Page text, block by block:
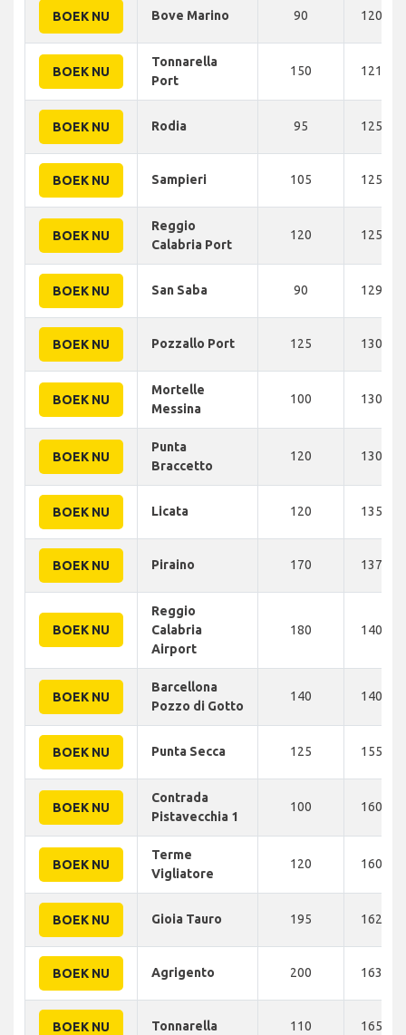
BOEK NU Bove Marino 90 120 KM
BOEK NU
Tonnarella
Port
150 121 KM
BOEK NU Rodia 95 125 KM
BOEK NU Sampieri 105 125 KM
BOEK NU
Reggio
Calabria Port
120 125 KM
BOEK NU San Saba 90 129 KM
BOEK NU Pozzallo Port 125 130 KM
BOEK NU
Mortelle
Messina
100 130 KM
BOEK NU
Punta
Braccetto
120 130 KM
BOEK NU Licata 120 135 KM
BOEK NU Piraino 170 137 KM
BOEK NU
Reggio
Calabria
Airport
180 140 KM
BOEK NU
Barcellona
Pozzo di Gotto
140 140 KM
BOEK NU Punta Secca 125 155 KM
BOEK NU
Contrada
Pistavecchia 1
100 160 KM
BOEK NU
Terme
Vigliatore
120 160 KM
BOEK NU Gioia Tauro 195 162 KM
BOEK NU Agrigento 200 163 KM
BOEK NU Tonnarella 110 165 KM